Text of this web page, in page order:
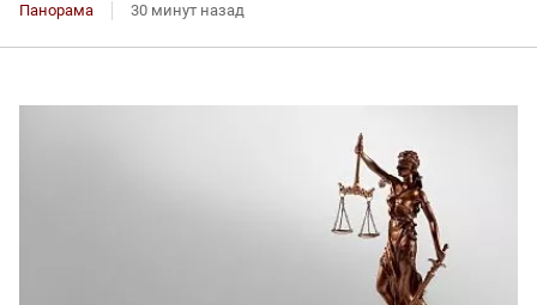
Панорама 30 минут назад